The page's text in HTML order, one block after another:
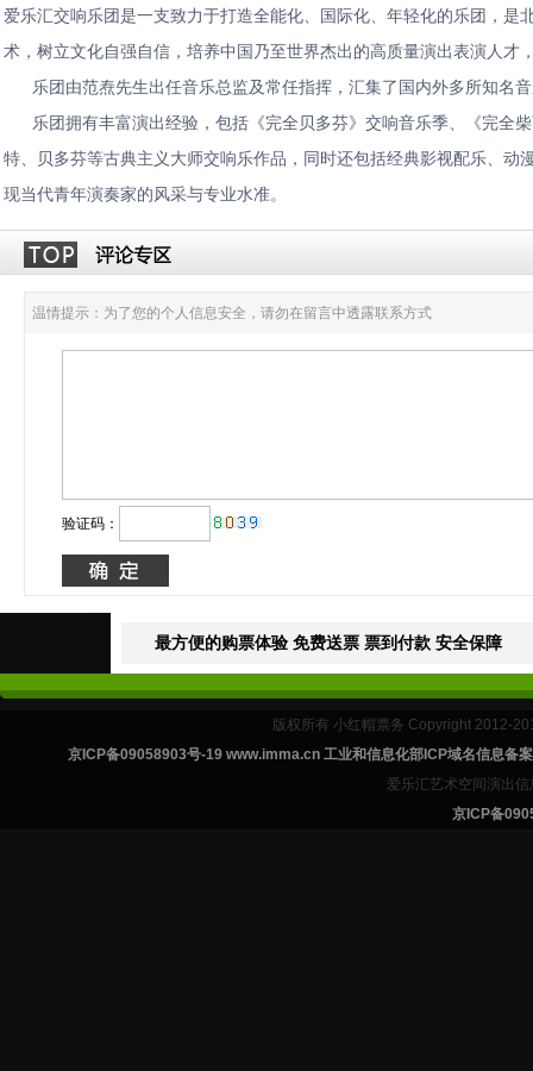
爱乐汇交响乐团是一支致力于打造全能化、国际化、年轻化的乐团，
术，树立文化自强自信，培养中国乃至世界杰出的高质量演出表演人
乐团由范焘先生出任音乐总监及常任指挥，汇集了国内外多所知名
乐团拥有丰富演出经验，包括《完全贝多芬》交响音乐季、《完全
特、贝多芬等古典主义大师交响乐作品，同时还包括经典影视配乐、
现当代青年演奏家的风采与专业水准。
温情提示：为了您的个人信息安全，请勿在留言中透露联系方式
验证码：
最方便的购票体验 免费送票 票到付款 安全保障
版权所有 小红帽票务 Copyright 2012-
京ICP备09058903号-19 www.imma.cn 工业和信息化部ICP域名信息备
爱乐汇艺术空间演出
京ICP备